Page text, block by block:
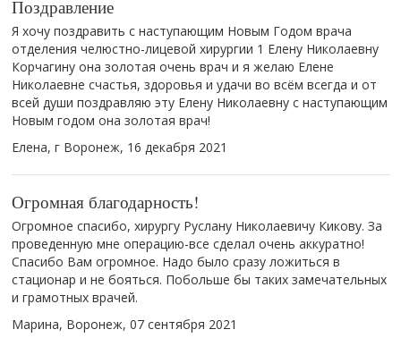
Поздравление
Я хочу поздравить с наступающим Новым Годом врача
отделения челюстно-лицевой хирургии 1 Елену Николаевну
Корчагину она золотая очень врач и я желаю Елене
Николаевне счастья, здоровья и удачи во всём всегда и от
всей души поздравляю эту Елену Николаевну с наступающим
Новым годом она золотая врач!
Елена, г Воронеж, 16 декабря 2021
Огромная благодарность!
Огромное спасибо, хирургу Руслану Николаевичу Кикову. За
проведенную мне операцию-все сделал очень аккуратно!
Спасибо Вам огромное. Надо было сразу ложиться в
стационар и не бояться. Побольше бы таких замечательных
и грамотных врачей.
Марина, Воронеж, 07 сентября 2021